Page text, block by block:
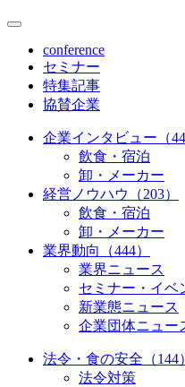
conference
セミナー
特集記事
協賛企業
企業インタビュー（
飲食・宿泊
卸・メーカー
経営ノウハウ（203）
飲食・宿泊
卸・メーカー
業界動向（444）
業界ニュース
セミナー・イベ
新業態ニュース
企業団体ニュー
法令・食の安全（144）
法令対策